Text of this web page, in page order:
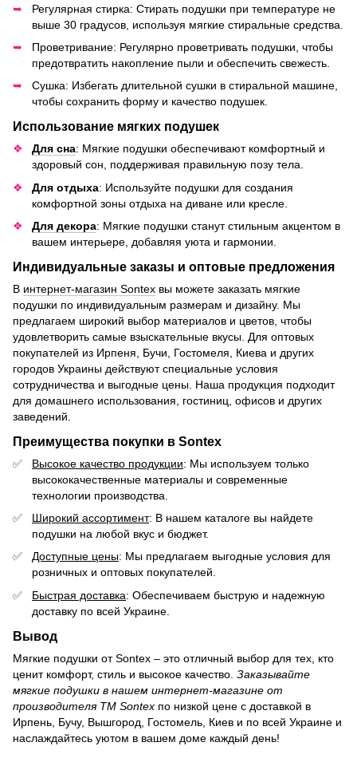
Регулярная стирка: Стирать подушки при температуре не
выше 30 градусов, используя мягкие стиральные средства.
Проветривание: Регулярно проветривать подушки, чтобы
предотвратить накопление пыли и обеспечить свежесть.
Сушка: Избегать длительной сушки в стиральной машине,
чтобы сохранить форму и качество подушек.
Использование мягких подушек
Для сна: Мягкие подушки обеспечивают комфортный и
здоровый сон, поддерживая правильную позу тела.
Для отдыха: Используйте подушки для создания
комфортной зоны отдыха на диване или кресле.
Для декора: Мягкие подушки станут стильным акцентом в
вашем интерьере, добавляя уюта и гармонии.
Индивидуальные заказы и оптовые предложения
В интернет-магазин Sontex вы можете заказать мягкие
подушки по индивидуальным размерам и дизайну. Мы
предлагаем широкий выбор материалов и цветов, чтобы
удовлетворить самые взыскательные вкусы. Для оптовых
покупателей из Ирпеня, Бучи, Гостомеля, Киева и других
городов Украины действуют специальные условия
сотрудничества и выгодные цены. Наша продукция подходит
для домашнего использования, гостиниц, офисов и других
заведений.
Преимущества покупки в Sontex
Высокое качество продукции: Мы используем только
высококачественные материалы и современные
технологии производства.
Широкий ассортимент: В нашем каталоге вы найдете
подушки на любой вкус и бюджет.
Доступные цены: Мы предлагаем выгодные условия для
розничных и оптовых покупателей.
Быстрая доставка: Обеспечиваем быструю и надежную
доставку по всей Украине.
Вывод
Мягкие подушки от Sontex – это отличный выбор для тех, кто
ценит комфорт, стиль и высокое качество. Заказывайте
мягкие подушки в нашем интернет-магазине от
производителя ТМ Sontex по низкой цене с доставкой в ​​
Ирпень, Бучу, Вышгород, Гостомель, Киев и по всей Украине и
наслаждайтесь уютом в вашем доме каждый день!